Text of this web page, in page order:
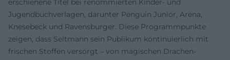
erschienene Titel bei renommierten Kinder- und
Jugendbuchverlagen, darunter Penguin Junior, Arena,
Knesebeck und Ravensburger. Diese Programmpunkte
zeigen, dass Seltmann sein Publikum kontinuierlich mit
frischen Stoffen versorgt – von magischen Drachen-